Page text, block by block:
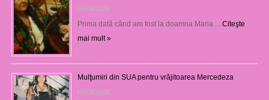
08/08/2026
Prima dată când am fost la doamna Maria … Citeşte
mai mult »
Mulţumiri din SUA pentru vrăjitoarea Mercedeza
08/08/2026